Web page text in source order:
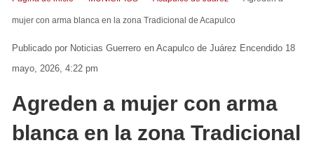
mujer con arma blanca en la zona Tradicional de Acapulco
Noticias Guerrero en Acapulco de Juárez Encendido 18
mayo, 2026, 4:22 pm
Agreden a mujer con arma
blanca en la zona Tradicional